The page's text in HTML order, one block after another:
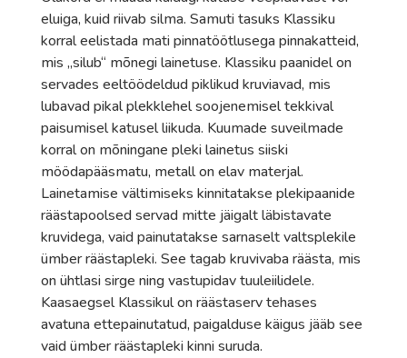
eluiga, kuid riivab silma. Samuti tasuks Klassiku
korral eelistada mati pinnatöötlusega pinnakatteid,
mis „silub“ mõnegi lainetuse. Klassiku paanidel on
servades eeltöödeldud piklikud kruviavad, mis
lubavad pikal plekklehel soojenemisel tekkival
paisumisel katusel liikuda. Kuumade suveilmade
korral on mõningane pleki lainetus siiski
möödapääsmatu, metall on elav materjal.
Lainetamise vältimiseks kinnitatakse plekipaanide
räästapoolsed servad mitte jäigalt läbistavate
kruvidega, vaid painutatakse sarnaselt valtsplekile
ümber räästapleki. See tagab kruvivaba räästa, mis
on ühtlasi sirge ning vastupidav tuuleiilidele.
Kaasaegsel Klassikul on räästaserv tehases
avatuna ettepainutatud, paigalduse käigus jääb see
vaid ümber räästapleki kinni suruda.